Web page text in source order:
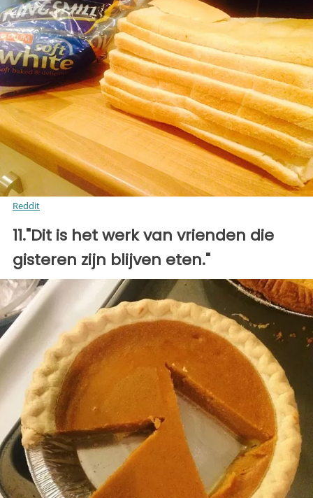
Reddit
11."Dit is het werk van vrienden die
gisteren zijn blijven eten."